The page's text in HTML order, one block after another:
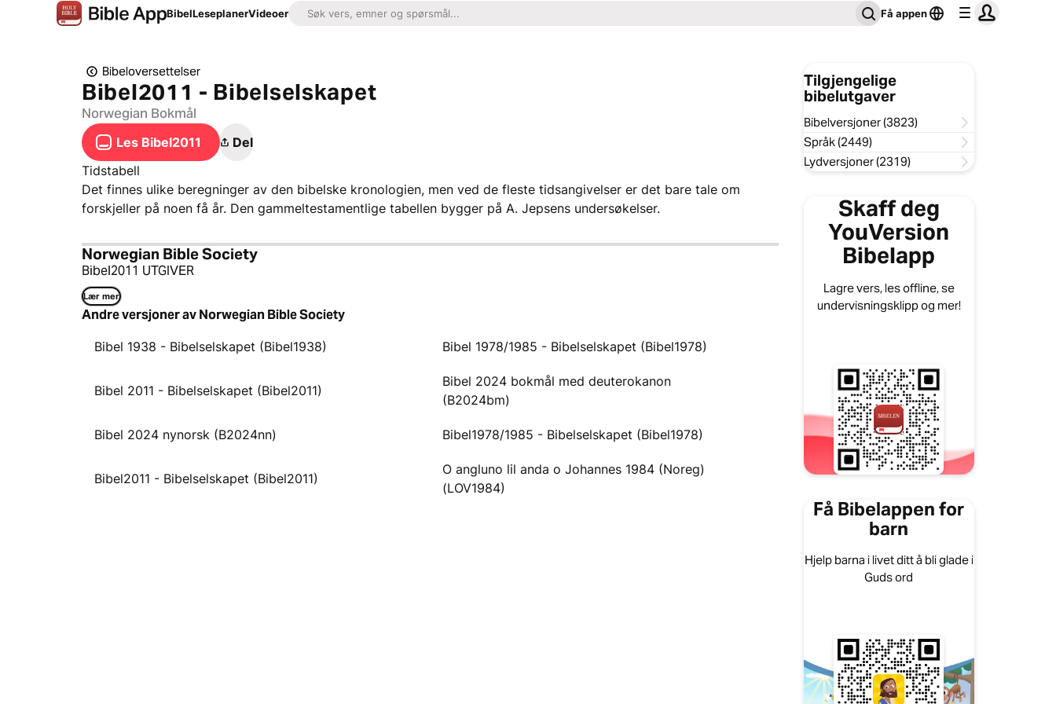
BibelLeseplanerVideoer Få appen
Bibeloversettelser
Bibel2011 - Bibelselskapet
Norwegian Bokmål
Les Bibel2011
Del
Tidstabell
Det finnes ulike beregninger av den bibelske kronologien, men ved de fleste tidsangivelser er det bare tale om
forskjeller på noen få år. Den gammeltestamentlige tabellen bygger på A. Jepsens undersøkelser.
Norwegian Bible Society
Bibel2011 UTGIVER
Lær mer
Andre versjoner av Norwegian Bible Society
Bibel 1938 - Bibelselskapet (Bibel1938) Bibel 1978/1985 - Bibelselskapet (Bibel1978)
Bibel 2011 - Bibelselskapet (Bibel2011)
Bibel 2024 bokmål med deuterokanon
(B2024bm)
Bibel 2024 nynorsk (B2024nn) Bibel1978/1985 - Bibelselskapet (Bibel1978)
Bibel2011 - Bibelselskapet (Bibel2011)
O angluno lil anda o Johannes 1984 (Noreg)
(LOV1984)
Tilgjengelige
bibelutgaver
Bibelversjoner (3823)
Språk (2449)
Lydversjoner (2319)
Skaff deg
YouVersion
Bibelapp
Lagre vers, les offline, se
undervisningsklipp og mer!
Få Bibelappen for
barn
Hjelp barna i livet ditt å bli glade i
Guds ord